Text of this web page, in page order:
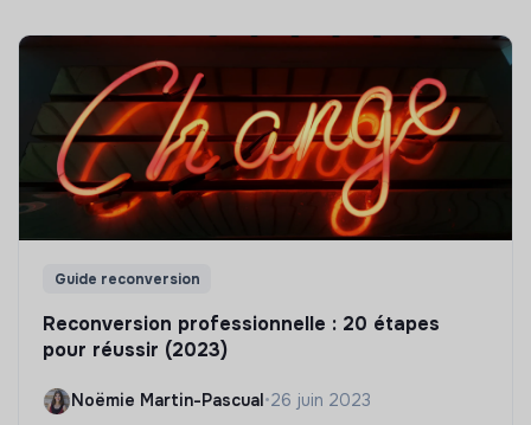
Guide reconversion
Reconversion professionnelle : 20 étapes
pour réussir (2023)
Noëmie Martin-Pascual •26 juin 2023